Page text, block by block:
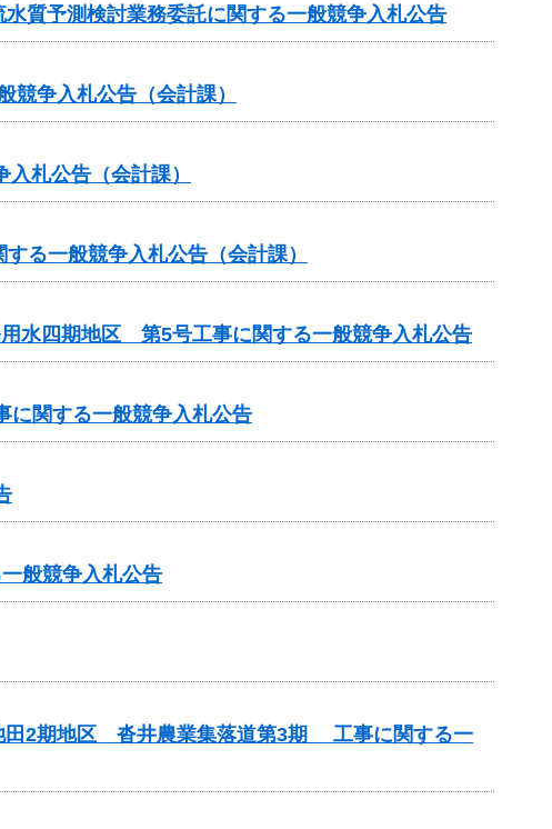
質予測検討業務委託に関する一般競争入札公告
競争入札公告（会計課）
札公告（会計課）
る一般競争入札公告（会計課）
水四期地区 第5号工事に関する一般競争入札公告
関する一般競争入札公告
般競争入札公告
田2期地区 沓井農業集落道第3期 工事に関する一